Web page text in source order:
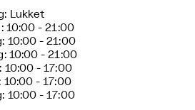
Lukket
10:00 - 21:00
10:00 - 21:00
10:00 - 21:00
10:00 - 17:00
10:00 - 17:00
10:00 - 17:00